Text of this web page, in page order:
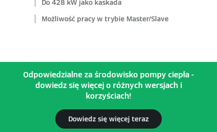
Do 428 kW jako kaskada
Możliwość pracy w trybie Master/Slave
Odpowiedzialne za środowisko pompy ciepła -
dowiedz się więcej o różnych wersjach i
korzyściach!
Dowiedz się więcej teraz